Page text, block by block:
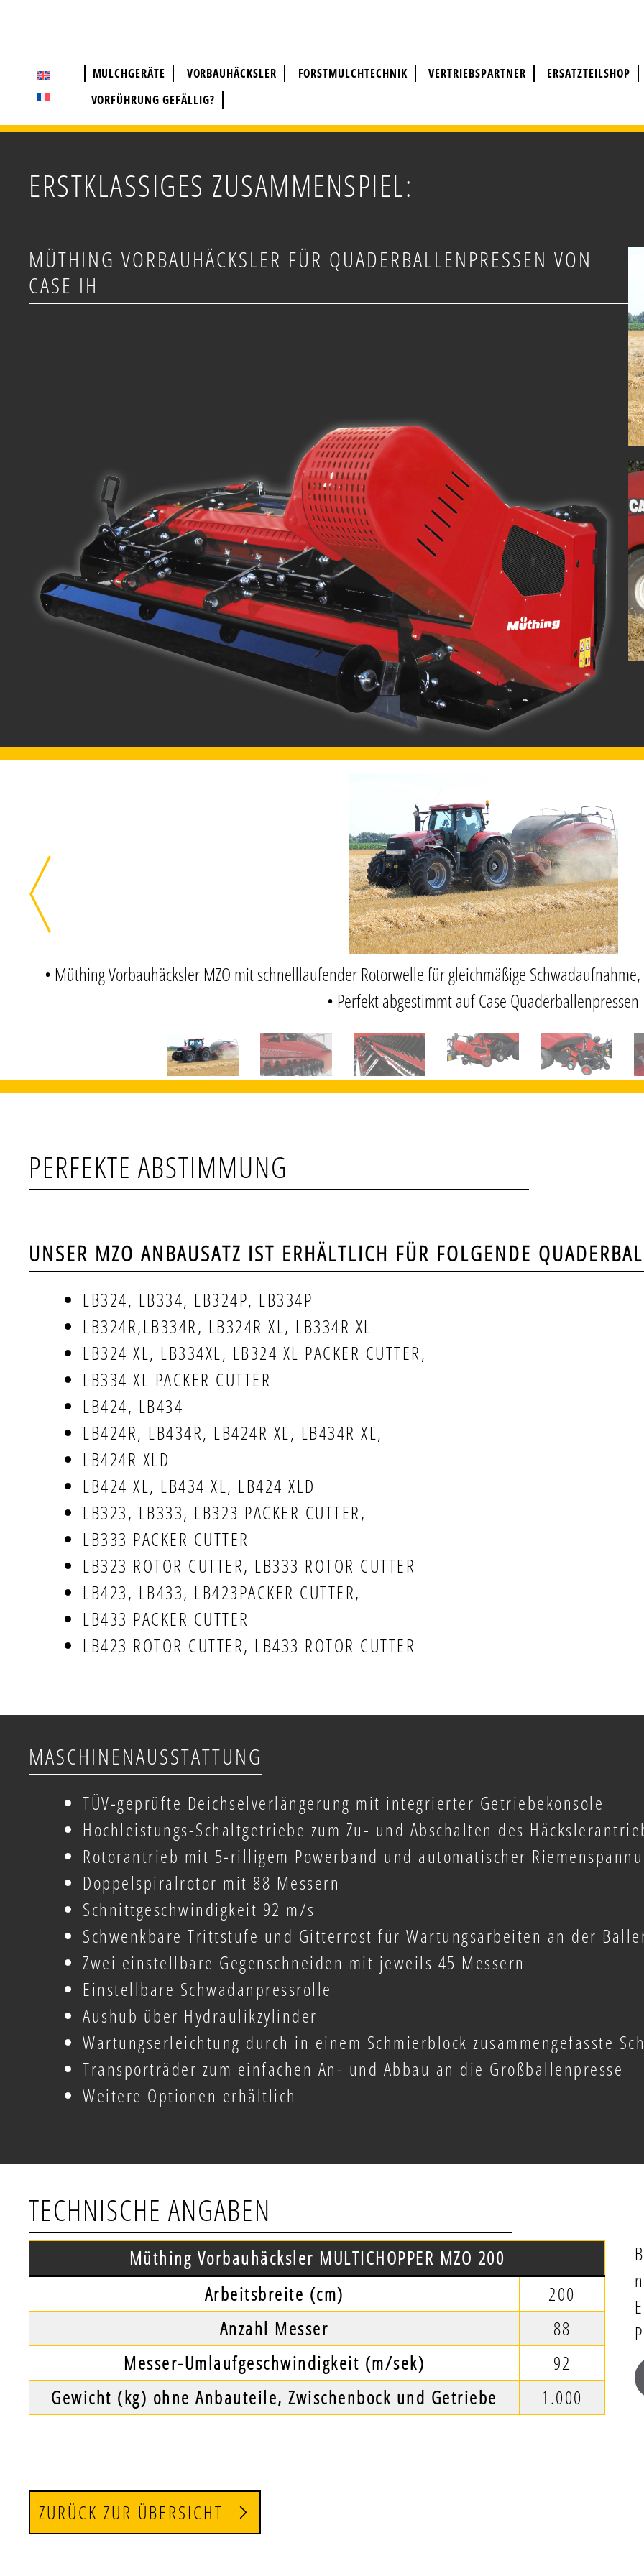
SPRINGEN
MULCHGERÄTE VORBAUHÄCKSLER FORSTMULCHTECHNIK VERTRIEBSPARTNER
ERSATZTEILSHOP
VORFÜHRUNG GEFÄLLIG?
ERSTKLASSIGES ZUSAMMENSPIEL:
MÜTHING VORBAUHÄCKSLER FÜR QUADERBALLENPRESSEN VON
CASE IH
• Müthing Vorbauhäcksler MZO mit schnelllaufender Rotorwelle für gleichmäßige
• Perfekt abgestimmt auf Case Quaderballenpressen
PERFEKTE ABSTIMMUNG
UNSER MZO ANBAUSATZ IST ERHÄLTLICH FÜR FOLGENDE
LB324, LB334, LB324P, LB334P
LB324R,LB334R, LB324R XL, LB334R XL
LB324 XL, LB334XL, LB324 XL PACKER CUTTER,
LB334 XL PACKER CUTTER
LB424, LB434
LB424R, LB434R, LB424R XL, LB434R XL,
LB424R XLD
LB424 XL, LB434 XL, LB424 XLD
LB323, LB333, LB323 PACKER CUTTER,
LB333 PACKER CUTTER
LB323 ROTOR CUTTER, LB333 ROTOR CUTTER
LB423, LB433, LB423PACKER CUTTER,
LB433 PACKER CUTTER
LB423 ROTOR CUTTER, LB433 ROTOR CUTTER
MASCHINENAUSSTATTUNG
TÜV-geprüfte Deichselverlängerung mit integrierter Getriebekonsole
Hochleistungs-Schaltgetriebe zum Zu- und Abschalten des
Rotorantrieb mit 5-rilligem Powerband und automatischer
Doppelspiralrotor mit 88 Messern
Schnittgeschwindigkeit 92 m/s
Schwenkbare Trittstufe und Gitterrost für Wartungsarbeiten an der
Zwei einstellbare Gegenschneiden mit jeweils 45 Messern
Einstellbare Schwadanpressrolle
Aushub über Hydraulikzylinder
Wartungserleichtung durch in einem Schmierblock zusammengefasste
Transporträder zum einfachen An- und Abbau an die Großballenpresse
Weitere Optionen erhältlich
TECHNISCHE ANGABEN
Müthing Vorbauhäcksler MULTICHOPPER MZO 200
Arbeitsbreite (cm)
200
Anzahl Messer
88
Messer-Umlaufgeschwindigkeit (m/sek)
92
Gewicht (kg) ohne Anbauteile, Zwischenbock und Getriebe
1.000
ZURÜCK ZUR ÜBERSICHT